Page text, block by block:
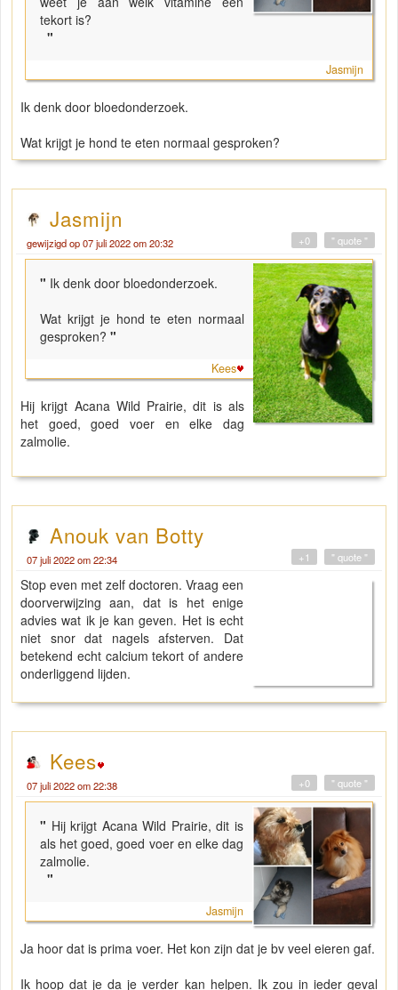
tekort is?
"
Jasmijn
Ik denk door bloedonderzoek.
Wat krijgt je hond te eten normaal gesproken?
Jasmijn
gewijzigd op 07 juli 2022 om 20:32 " quote "
+0
" Ik denk door bloedonderzoek.
Wat krijgt je hond te eten normaal
gesproken? "
Kees
Hij krijgt Acana Wild Prairie, dit is als
het goed, goed voer en elke dag
zalmolie.
Anouk van Botty
07 juli 2022 om 22:34 " quote "
+1
Stop even met zelf doctoren. Vraag een
doorverwijzing aan, dat is het enige
advies wat ik je kan geven. Het is echt
niet snor dat nagels afsterven. Dat
betekend echt calcium tekort of andere
onderliggend lijden.
Kees
07 juli 2022 om 22:38 " quote "
+0
" Hij krijgt Acana Wild Prairie, dit is
als het goed, goed voer en elke dag
zalmolie.
"
Jasmijn
Ja hoor dat is prima voer. Het kon zijn dat je bv veel eieren gaf.
Ik hoop dat je da je verder kan helpen. Ik zou in ieder geval